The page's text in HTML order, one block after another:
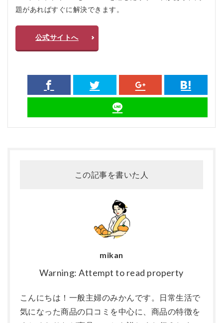
題があればすぐに解決できます。
公式サイトへ
この記事を書いた人
mikan
Warning: Attempt to read property
こんにちは！一般主婦のみかんです。日常生活で
気になった商品の口コミを中心に、商品の特徴を